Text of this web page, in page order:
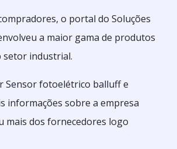
o portal do Soluções
a maior gama de produtos
setor industrial.
Sensor fotoelétrico balluff e
informações sobre a empresa
mais dos fornecedores logo